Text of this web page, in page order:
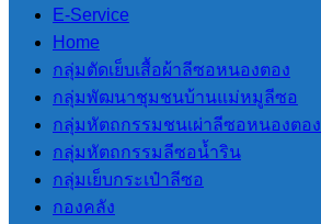
E-Service
Home
กลุ่มตัดเย็บเสื้อผ้าลีซอหนองตอง
กลุ่มพัฒนาชุมชนบ้านแม่หมูลีซอ
กลุ่มหัตถกรรมชนเผ่าลีซอหนองตอง
กลุ่มหัตถกรรมลีซอน้ำริน
กลุ่มเย็บกระเป๋าลีซอ
กองคลัง
บริเวณหน้าศูนย์
พัฒนาเด็กเล็กบ้าน
สบป่อง
ข่าวสารและกิจกรรม,
อบต.สบป่อง